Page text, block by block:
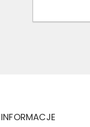
INFORMACJE